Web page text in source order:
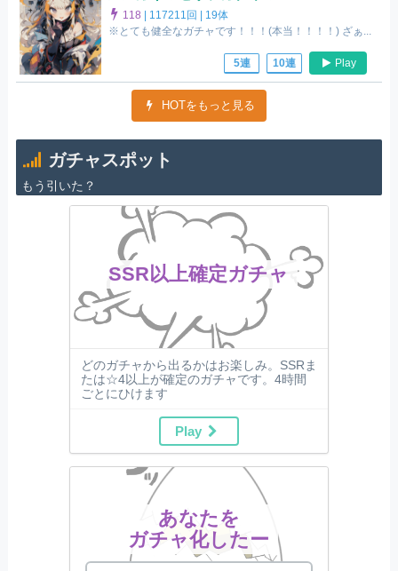
118 | 117211回 | 19体
※とても健全なガチャです！！！(本当！！！！) ざぁ...
5連 10連 Play
HOTをもっと見る
ガチャスポット
もう引いた？
SSR以上確定ガチャ
どのガチャから出るかはお楽しみ。SSRま
たは☆4以上が確定のガチャです。4時間
ごとにひけます
Play
あなたを
ガチャ化したー